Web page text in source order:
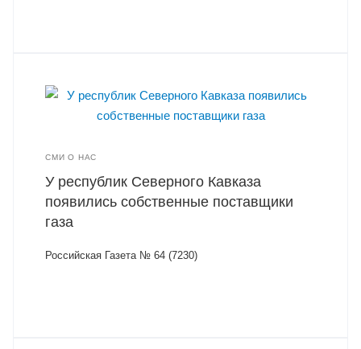
СМИ О НАС
У республик Северного Кавказа
появились собственные поставщики
газа
Российская Газета № 64 (7230)